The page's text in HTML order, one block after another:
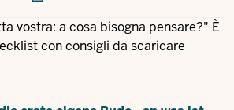
vostra: a cosa bisogna pensare?" È
con consigli da scaricare